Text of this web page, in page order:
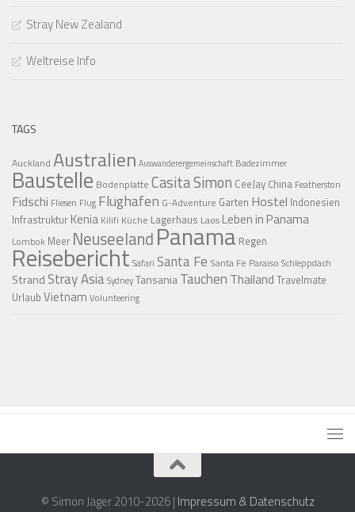
Stray New Zealand
Weltreise Info
TAGS
Auckland Australien Auswanderergemeinschaft Badezimmer
Baustelle Bodenplatte Casita Simon CeeJay China Featherston
Fidschi Fliesen Flug Flughafen G-Adventure Garten Hostel Indonesien
Infrastruktur Kenia Kilifi Küche Lagerhaus Laos Leben in Panama
Lombok Meer NeuseelandPanama Regen
Reisebericht Safari Santa Fe Santa Fe Paraiso Schleppdach
Strand Stray AsiaSydneyTansaniaTauchen Thailand Travelmate
Urlaub Vietnam Volunteering
© Simon Jäger 2010-2026 | Impressum & Datenschutz